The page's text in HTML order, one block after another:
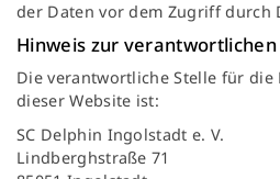
der Daten vor dem Zugriff
Hinweis zur verantwortlichen
Die verantwortliche Stelle für
dieser Website ist:
SC Delphin Ingolstadt e. V.
Lindberghstraße 71